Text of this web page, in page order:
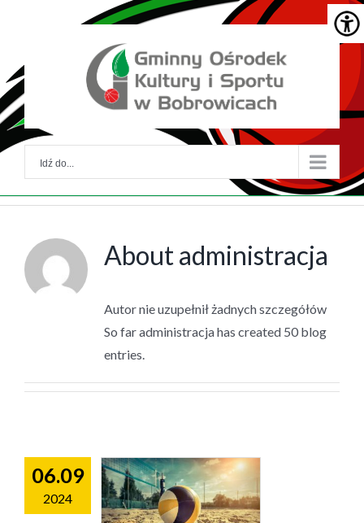
treść
główne
Idź do...
Aboutadministracja
Autor nie uzupełnił żadnych szczegółów
So far administracja has created 50 blog
entries.
06.09
2024